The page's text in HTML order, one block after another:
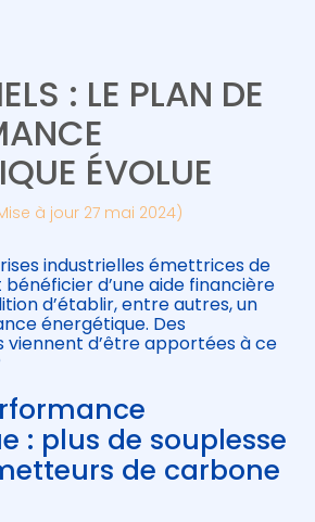
humaines
: LE PLAN DE
ÉVOLUE
à jour 27 mai 2024)
industrielles émettrices de
d’une aide financière
d’établir, entre autres, un
énergétique. Des
viennent d’être apportées à ce
: plus de souplesse
de carbone